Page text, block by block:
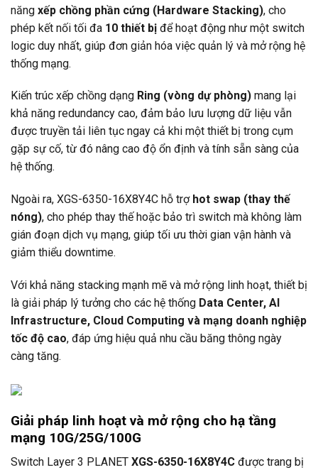
năng xếp chồng phần cứng (Hardware Stacking), cho
phép kết nối tối đa 10 thiết bị để hoạt động như một switch
logic duy nhất, giúp đơn giản hóa việc quản lý và mở rộng hệ
thống mạng.
Kiến trúc xếp chồng dạng Ring (vòng dự phòng) mang lại
khả năng redundancy cao, đảm bảo lưu lượng dữ liệu vẫn
được truyền tải liên tục ngay cả khi một thiết bị trong cụm
gặp sự cố, từ đó nâng cao độ ổn định và tính sẵn sàng của
hệ thống.
Ngoài ra, XGS-6350-16X8Y4C hỗ trợ hot swap (thay thế
nóng), cho phép thay thế hoặc bảo trì switch mà không làm
gián đoạn dịch vụ mạng, giúp tối ưu thời gian vận hành và
giảm thiểu downtime.
Với khả năng stacking mạnh mẽ và mở rộng linh hoạt, thiết bị
là giải pháp lý tưởng cho các hệ thống Data Center, AI
Infrastructure, Cloud Computing và mạng doanh nghiệp
tốc độ cao, đáp ứng hiệu quả nhu cầu băng thông ngày
càng tăng.
Giải pháp linh hoạt và mở rộng cho hạ tầng
mạng 10G/25G/100G
Switch Layer 3 PLANET XGS-6350-16X8Y4C được trang bị